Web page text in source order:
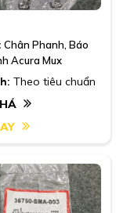
Chân Phanh, Báo
Đèn Phanh Acura Mux
Theo tiêu chuẩn